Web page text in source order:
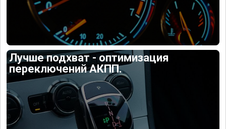
Лучше подхват - оптимизация
переключений АКПП.